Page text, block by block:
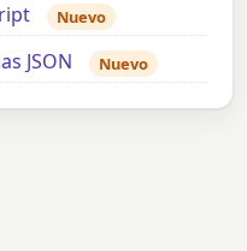
Nuevo
JSON Nuevo